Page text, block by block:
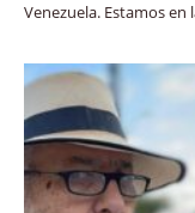
Venezuela. Estamos